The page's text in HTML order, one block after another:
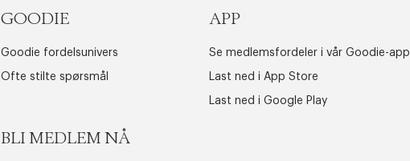
GOODIE
Goodie fordelsunivers
Ofte stilte spørsmål
BLI MEDLEM NÅ
APP
Se medlemsfordeler i vår Goodie-app
Last ned i App Store
Last ned i Google Play